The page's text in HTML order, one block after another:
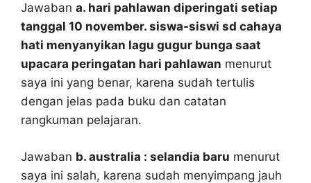
Jawaban a. hari pahlawan diperingati setiap
tanggal 10 november. siswa-siswi sd cahaya
hati menyanyikan lagu gugur bunga saat
upacara peringatan hari pahlawan menurut
saya ini yang benar, karena sudah tertulis
dengan jelas pada buku dan catatan
rangkuman pelajaran.
Jawaban b. australia : selandia baru menurut
saya ini salah, karena sudah menyimpang jauh